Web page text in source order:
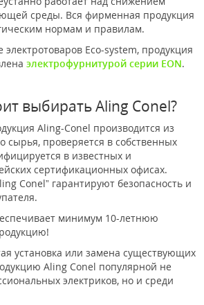
среды. Вся фирменная продукция
нормам и правилам.
Eco-system, продукция
электрофурнитурой серии EON.
выбирать Aling Conel?
Aling-Conel производится из
сырья, проверяется в собственных
в известных и
сертификационных офисах.
Conel” гарантируют безопасность и
минимум 10-летнюю
установка или замена существующих
Aling Conel популярной не
электриков, но и среди